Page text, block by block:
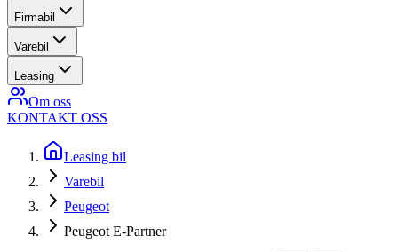
Firmabil
Varebil
Leasing
Om oss
KONTAKT OSS
Leasing bil
Varebil
Peugeot
Peugeot E-Partner